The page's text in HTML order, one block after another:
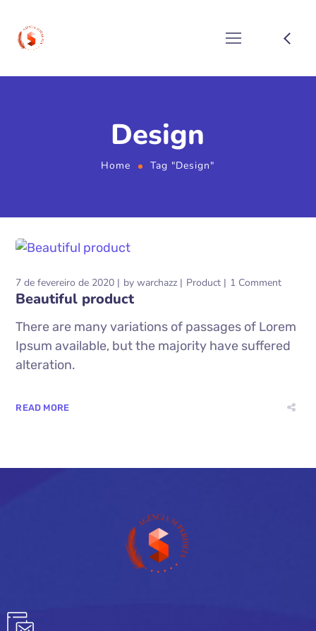
Design
Home Tag "Design"
7 de fevereiro de 2020 bywarchazz Product 1 Comment
Beautiful product
There are many variations of passages of Lorem
Ipsum available, but the majority have suffered
alteration.
READ MORE